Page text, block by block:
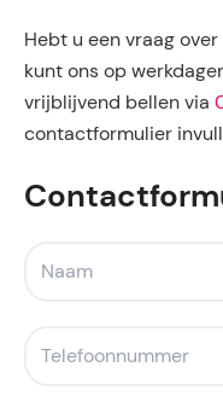
Hebt u een vraag
kunt ons op
vrijblijvend bellen via
contactformulier